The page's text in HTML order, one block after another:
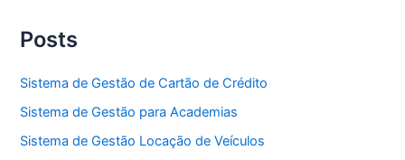
Posts
Sistema de Gestão de Cartão de Crédito
Sistema de Gestão para Academias
Sistema de Gestão Locação de Veículos